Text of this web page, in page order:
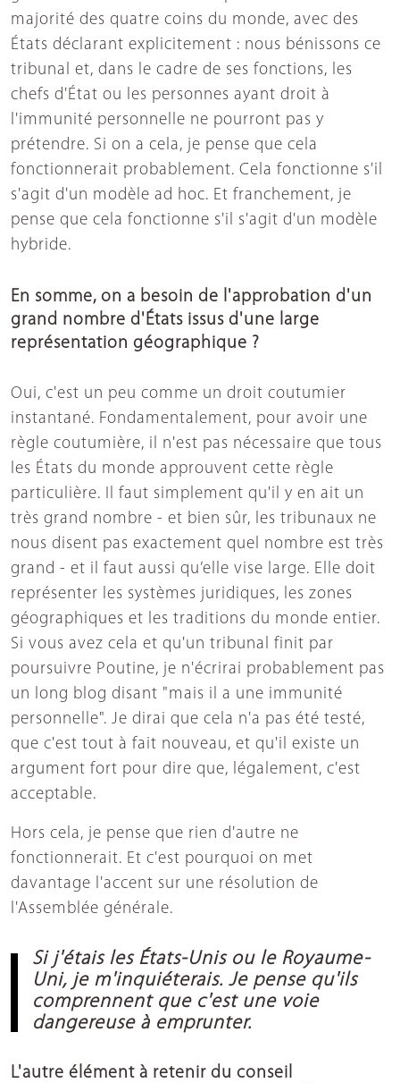
majorité des quatre coins du monde, avec des
États déclarant explicitement : nous bénissons ce
tribunal et, dans le cadre de ses fonctions, les
chefs d'État ou les personnes ayant droit à
l'immunité personnelle ne pourront pas y
prétendre. Si on a cela, je pense que cela
fonctionnerait probablement. Cela fonctionne s'il
s'agit d'un modèle ad hoc. Et franchement, je
pense que cela fonctionne s'il s'agit d'un modèle
hybride.
En somme, on a besoin de l'approbation d'un
grand nombre d'États issus d'une large
représentation géographique ?
Oui, c'est un peu comme un droit coutumier
instantané. Fondamentalement, pour avoir une
règle coutumière, il n'est pas nécessaire que tous
les États du monde approuvent cette règle
particulière. Il faut simplement qu'il y en ait un
très grand nombre - et bien sûr, les tribunaux ne
nous disent pas exactement quel nombre est très
grand - et il faut aussi qu’elle vise large. Elle doit
représenter les systèmes juridiques, les zones
géographiques et les traditions du monde entier.
Si vous avez cela et qu'un tribunal finit par
poursuivre Poutine, je n'écrirai probablement pas
un long blog disant "mais il a une immunité
personnelle". Je dirai que cela n'a pas été testé,
que c'est tout à fait nouveau, et qu'il existe un
argument fort pour dire que, légalement, c'est
acceptable.
Hors cela, je pense que rien d'autre ne
fonctionnerait. Et c'est pourquoi on met
davantage l'accent sur une résolution de
l'Assemblée générale.
Si j'étais les États-Unis ou le Royaume-
Uni, je m'inquiéterais. Je pense qu'ils
comprennent que c'est une voie
dangereuse à emprunter.
L'autre élément à retenir du conseil